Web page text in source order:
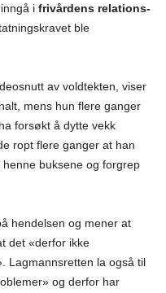
i frivårdens relations-
ble
av voldtekten, viser
mens hun flere ganger
forsøkt å dytte vekk
ropt flere ganger at han
buksene og forgrep
hendelsen og mener at
det «derfor ikke
Lagmannsretten la også til
og derfor har